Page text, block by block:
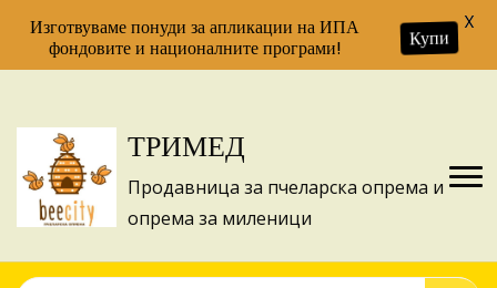
ТРИМЕД
Продавница за пчеларска опрема и
опрема за миленици
Изготвуваме понуди за апликации на ИПА
фондовите и националните програми!
Купи
X